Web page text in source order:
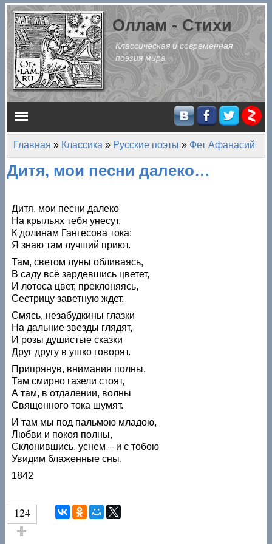
Перейти к основному содержанию
Оллам - Стихи
Классическая и современная
поэзия мира
Главное меню
Вы здесь
Главная » Классика » Русские поэты » Фет Афанасий
Дитя, мои песни далеко…
Дитя, мои песни далеко
На крыльях тебя унесут,
К долинам Гангесова тока:
Я знаю там лучший приют.
Там, светом луны обливаясь,
В саду всё зардевшись цветет,
И лотоса цвет, преклоняясь,
Сестрицу заветную ждет.
Смясь, незабудкины глазки
На дальние звезды глядят,
И розы душистые сказки
Друг другу в ушко говорят.
Припрянув, внимания полны,
Там смирно газели стоят,
А там, в отдалении, волны
Священного тока шумят.
И там мы под пальмою младою,
Любви и покоя полны,
Склонившись, уснем – и с тобою
Увидим блаженные сны.
1842
124